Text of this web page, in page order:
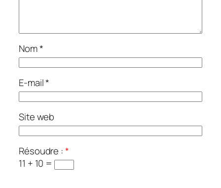
Nom*
E-mail*
Site web
Résoudre :*
11 + 10 =